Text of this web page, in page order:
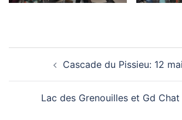
d’article Cascade du Pissieu: 12
Lac des Grenouilles et Gd